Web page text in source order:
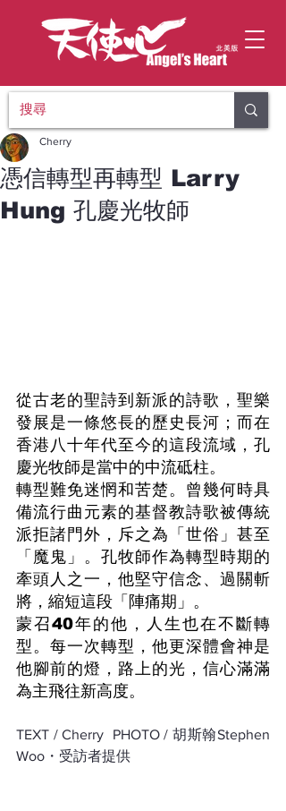
憑信轉型再轉型 Larry
Hung 孔慶光牧師
Cherry
從古老的聖詩到新派的詩歌，聖樂
發展是一條悠長的歷史長河；而在
香港八十年代至今的這段流域，孔
慶光牧師是當中的中流砥柱。
轉型難免迷惘和苦楚。曾幾何時具
備流行曲元素的基督教詩歌被傳統
派拒諸門外，斥之為「世俗」甚至
「魔鬼」。孔牧師作為轉型時期的
牽頭人之一，他堅守信念、過關斬
將，縮短這段「陣痛期」。
蒙召40年的他，人生也在不斷轉
型。每一次轉型，他更深體會神是
他腳前的燈，路上的光，信心滿滿
為主飛往新高度。
TEXT / Cherry  PHOTO / 胡斯翰Stephen
Woo・受訪者提供